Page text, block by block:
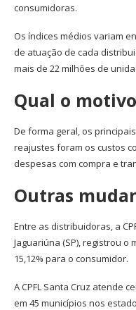
consumidoras.
Os índices médios variam
de atuação de cada
mais de 22 milhões de
Qual o
De forma geral, os
reajustes foram os custos
despesas com compra e
Outras
Entre as distribuidoras, a
Jaguariúna (SP), registrou
15,12% para o consumidor.
A CPFL Santa Cruz atende
em 45 municípios nos